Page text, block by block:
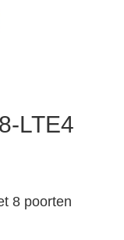
LTE4
8 poorten